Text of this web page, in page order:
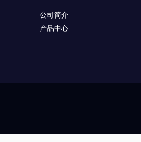
公司简介
产品中心